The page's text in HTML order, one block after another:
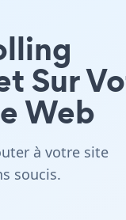
Sur
Web
à votre site
soucis.